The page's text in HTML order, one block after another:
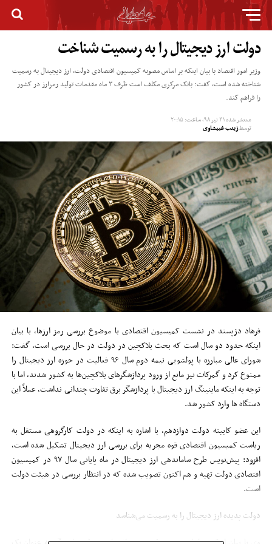
دولت ارز دیجیتال را به رسمیت شناخت
وزیر امور اقتصاد با بیان اینکه بر اساس مصوبه کمیسیون اقتصادی دولت، ارز دیجیتال به رسمیت
شناخته شده است، گفت: بانک مرکزی مکلف است ظرف ۳ ماه مقدمات تولید رمزارز در کشور
را فراهم کند.
منتشر شده۳۱ تیر ۹۸, ساعت: ۲۰:۱۵
توسطزینب غبیشاوی
فرهاد دژپسند در نشست کمیسیون اقتصادی با موضوع بررسی رمز ارزها، با بیان
اینکه حدود دو سال است که بحث بلاکچین در دولت در حال بررسی است، گفت:
شورای عالی مبارزه با پولشویی نیمه دوم سال ۹۶ فعالیت در حوزه ارز دیجیتال را
ممنوع کرد و گمرکات نیز مانع از ورود پردازشگرهای بلاکچین‌ها به کشور شدند، اما با
توجه به اینکه ماینینگ ارز دیجیتال با پردازشگر برق تفاوت چندانی نداشت، عملاً این
دستگاه ها وارد کشور شد.
این عضو کابینه دولت دوازدهم، با اشاره به اینکه در دولت کارگروهی مستقل به
ریاست کمیسیون اقتصادی قوه مجریه برای بررسی ارز دیجیتال تشکیل شده است،
افزود: پیش‌نویس طرح ساماندهی ارز دیجیتال در ماه پایانی سال ۹۷ در کمیسیون
اقتصادی دولت تهیه و هم اکنون تصویب شده که در انتظار بررسی در هیئت دولت
است.
دولت پدیده ارز دیجیتال را به رسمیت می‌شناسد